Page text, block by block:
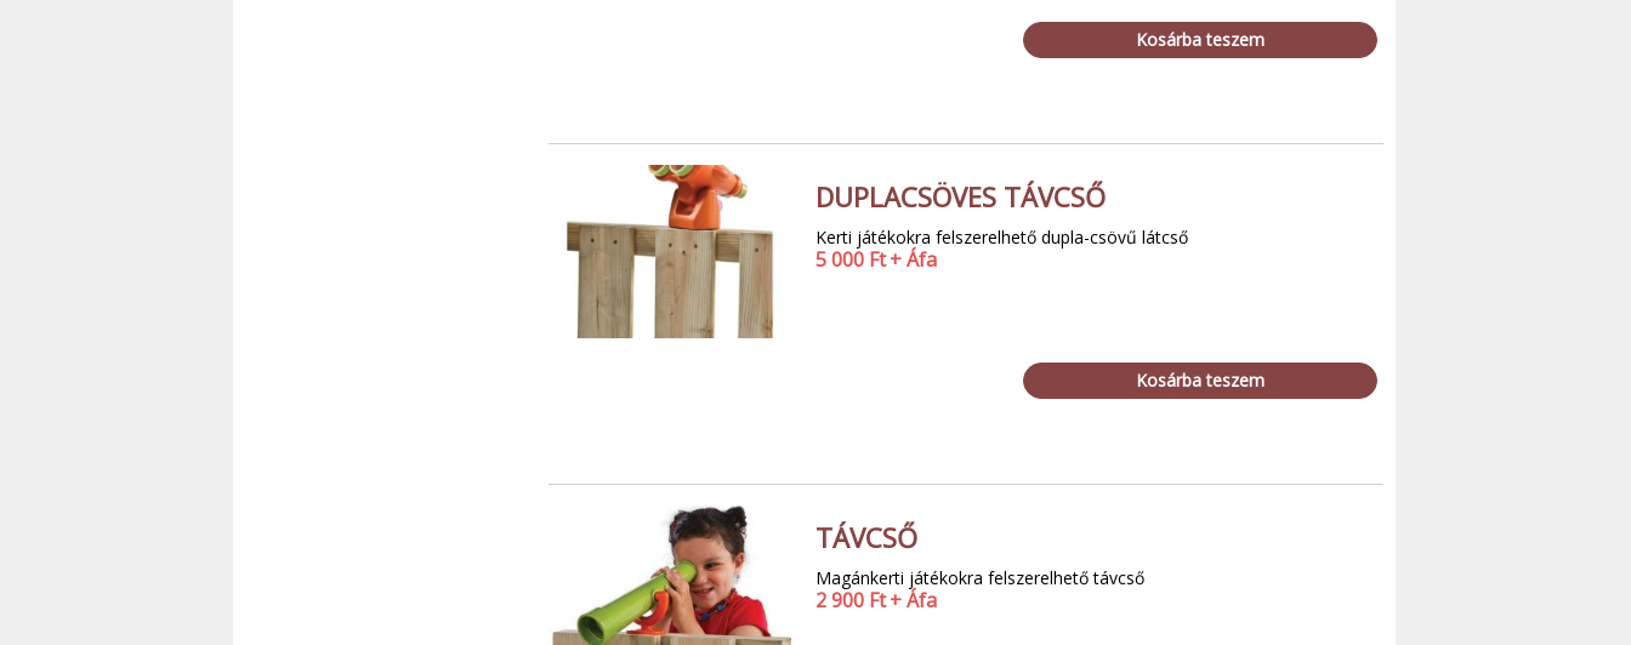
Kosárba teszem
DUPLACSÖVES TÁVCSŐ
Kerti játékokra felszerelhető dupla-csövű látcső
5 000 Ft+ Áfa
Kosárba teszem
TÁVCSŐ
Magánkerti játékokra felszerelhető távcső
2 900 Ft+ Áfa